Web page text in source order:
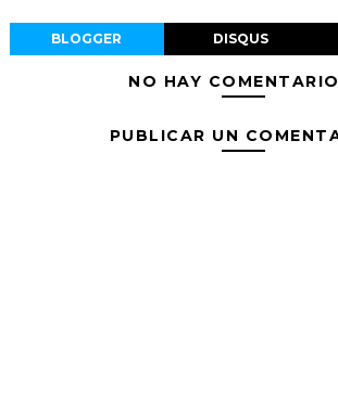
BLOGGER DISQUS
NO HAY
PUBLICAR UN